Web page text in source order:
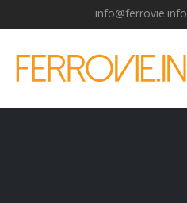
info@ferrovie.info